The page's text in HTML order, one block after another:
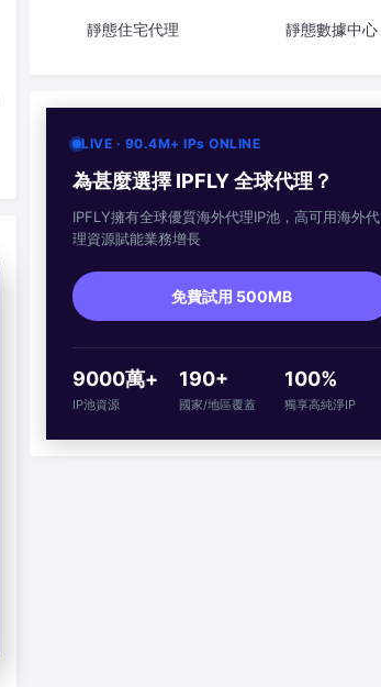
靜態住宅代理 靜態數據中心
LIVE · 90.4M+ IPs ONLINE
為甚麼選擇 IPFLY 全球代理？
IPFLY擁有全球優質海外代理IP池，高可用海外代
理資源賦能業務增長
免費試用 500MB
9000萬+
IP池資源
190+
國家/地區覆蓋
100%
獨享高純淨IP